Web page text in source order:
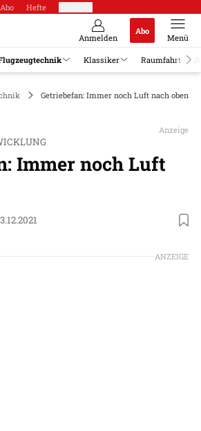
Abo Hefte
Anmelden
Abo
Menü
Klassiker Raumfahrt
Getriebefan: Immer noch Luft nach oben
Anzeige
Immer noch Luft
ANZEIGE